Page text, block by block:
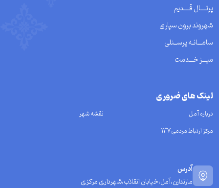
پرتــــال قــــدیم
شهروند برون سپاری
سامـــانـه پرســنلی
میـــز خـــدمت
لینک های ضروری
درباره آمل
نقشه شهر
مرکز ارتباط مردمی137
آدرس
مازندارن،آمل،خیابان انقلاب،شهرداری مرکزی